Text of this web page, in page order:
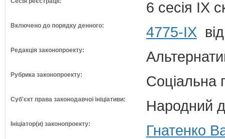
6 сесія IX
Включено до порядку денного: 4775-IX
Редакція законопроекту:
Рубрика законопроекту: Соціальна
Суб'єкт права законодавчої ініціативи: Народний
Ініціатор(и) законопроекту: Гнатенко